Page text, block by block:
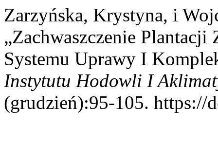
Zarzyńska, Krystyna, i
„Zachwaszczenie
Systemu Uprawy I
Instytutu Hodowli I
(grudzień):95-105. https://